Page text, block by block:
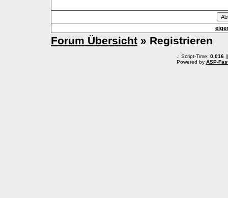
Forum Übersicht » Registrieren
.: Script-Time: 0,016||
Powered by ASP-